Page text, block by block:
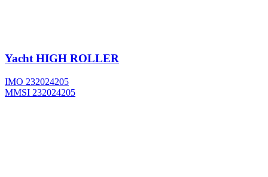
YachtHIGH ROLLER
IMO 232024205
MMSI 232024205